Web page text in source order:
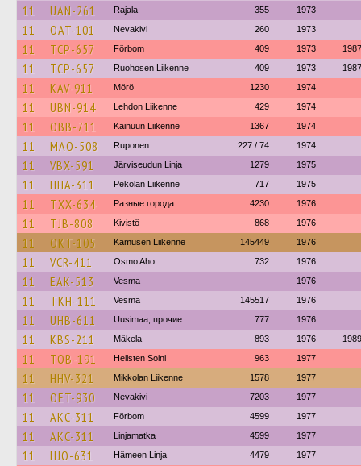
11 UAN-261 Rajala 355 1973
11 OAT-101 Nevakivi 260 1973
11 TCP-657 Förbom 409 1973 1987
11 TCP-657 Ruohosen Liikenne 409 1973 1987
11 KAV-911 Mörö 1230 1974
11 UBN-914 Lehdon Liikenne 429 1974
11 OBB-711 Kainuun Liikenne 1367 1974
11 MAO-508 Ruponen 227 / 74 1974
11 VBX-591 Järviseudun Linja 1279 1975
11 HHA-311 Pekolan Liikenne 717 1975
11 TXX-634 Разные города 4230 1976
11 TJB-808 Kivistö 868 1976
11 OKT-105 Kamusen Liikenne 145449 1976
11 VCR-411 Osmo Aho 732 1976
11 EAK-513 Vesma 1976
11 TKH-111 Vesma 145517 1976
11 UHB-611 Uusimaa, прочие 777 1976
11 KBS-211 Mäkela 893 1976 1989
11 TOB-191 Hellsten Soini 963 1977
11 HHV-321 Mikkolan Liikenne 1578 1977
11 OET-930 Nevakivi 7203 1977
11 AKC-311 Förbom 4599 1977
11 AKC-311 Linjamatka 4599 1977
11 HJO-631 Hämeen Linja 4479 1977